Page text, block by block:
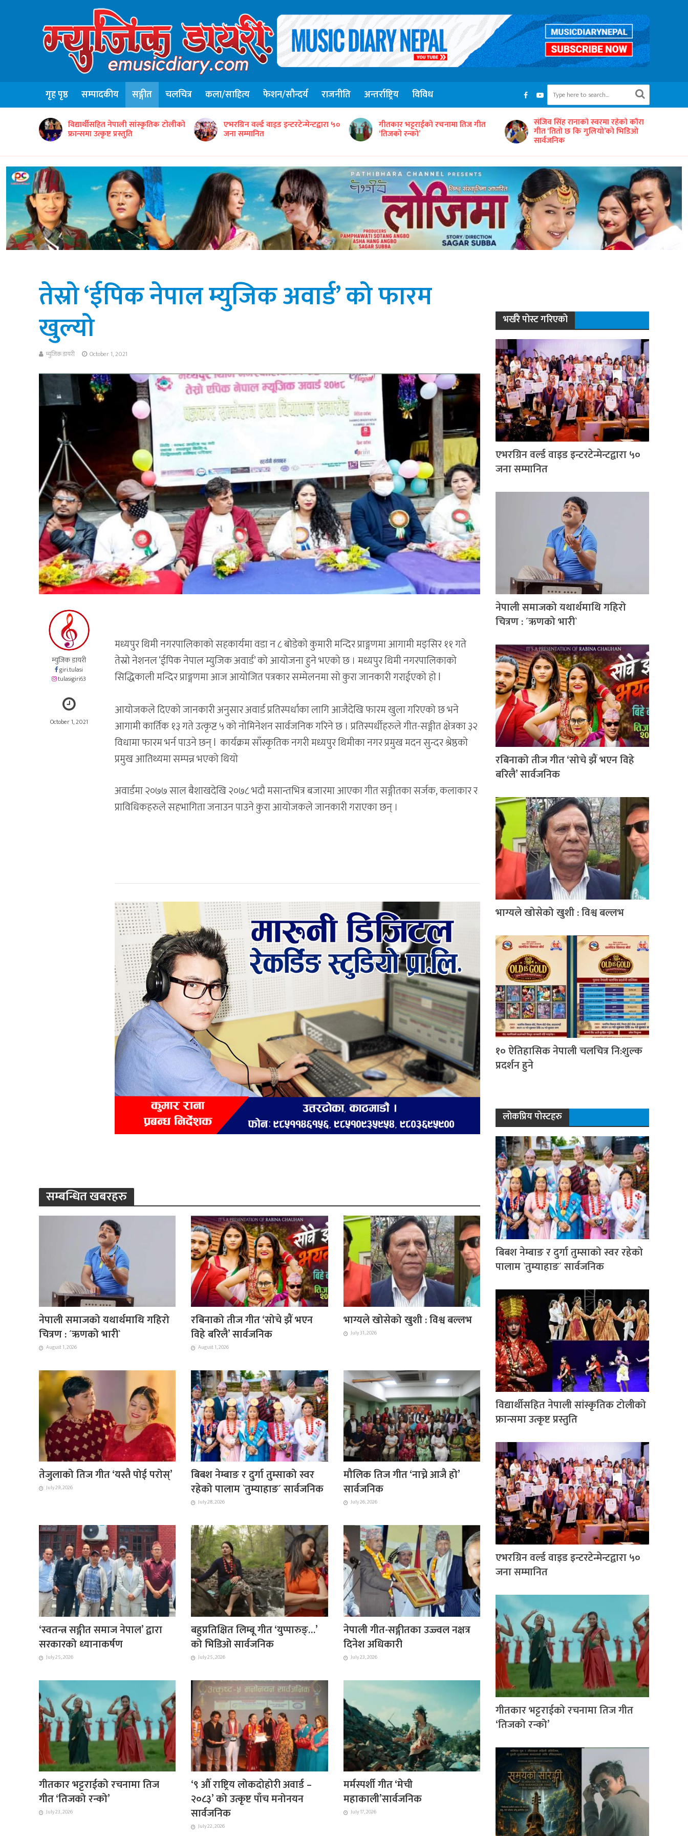
गृह पृष्ठ सम्पादकीय सङ्गीत चलचित्र कला/साहित्य फेशन/सौन्दर्य राजनीति अन्तर्राष्ट्रिय विविध
एभरग्रिन वर्ल्ड वाइड इन्टरटेन्मेन्टद्वारा ५०
जना सम्मानित
गीतकार भट्टराईको रचनामा तिज गीत
‘तिजको रन्को’
संजिव सिंह रानाको स्वरमा रहेको कौरा
गीत ‘तितो छ कि गुलियो’को भिडिओ
सार्वजनिक
‘समयको धुनः अधुरो सारङ्गी’ छायाङ्कनको
तयारीमा
तेस्रो ‘ईपिक नेपाल म्युजिक अवार्ड’ को फारम
खुल्यो
म्युजिक डायरी October 1, 2021
म्युजिक डायरी
giri.tulasi
tulasigiri63
October 1, 2021
मध्यपुर थिमी नगरपालिकाको सहकार्यमा वडा न ८ बोडेको कुमारी मन्दिर प्राङ्गणमा आगामी मङ्सिर ११ गते
तेस्रो नेशनल ‘ईपिक नेपाल म्युजिक अवार्ड’ को आयोजना हुने भएको छ । मध्यपुर थिमी नगरपालिकाको
सिद्धिकाली मन्दिर प्राङ्गणमा आज आयोजित पत्रकार सम्मेलनमा सो कुरा जानकारी गराईएको हो l
आयोजकले दिएको जानकारी अनुसार अवार्ड प्रतिस्पर्धाका लागि आजैदेखि फारम खुला गरिएको छ भने
आगामी कार्तिक १३ गते उत्कृष्ट ५ को नोमिनेशन सार्वजनिक गरिने छ । प्रतिस्पर्धीहरुले गीत-सङ्गीत क्षेत्रका ३२
विधामा फारम भर्न पाउने छन् l कार्यक्रम साँस्कृतिक नगरी मध्यपुर थिमीका नगर प्रमुख मदन सुन्दर श्रेष्ठको
प्रमुख आतिथ्यमा सम्पन्न भएको थियो
अवार्डमा २०७७ साल बैशाखदेखि २०७८ भदौ मसान्तभित्र बजारमा आएका गीत सङ्गीतका सर्जक, कलाकार र
प्राविधिकहरुले सहभागिता जनाउन पाउने कुरा आयोजकले जानकारी गराएका छन् ।
सम्बन्धित खबरहरु
नेपाली समाजको यथार्थमाथि गहिरो
चित्रण : ´ऋणको भारी`
August 1, 2026
रबिनाको तीज गीत ‘सोचे झैं भएन
विहे बरिलै’ सार्वजनिक
August 1, 2026
भाग्यले खोसेको खुशी : विश्व बल्लभ
July 31, 2026
तेजुलाको तिज गीत ‘यस्तै पोई परोस्’
July 29, 2026
बिबश नेम्बाङ र दुर्गा तुम्साको स्वर
रहेको पालाम `तुम्याहाङ´ सार्वजनिक
July 28, 2026
मौलिक तिज गीत ‘नाच्ने आजै हो’
सार्वजनिक
July 26, 2026
‘स्वतन्त्र सङ्गीत समाज नेपाल’ द्वारा
सरकारको ध्यानाकर्षण
July 25, 2026
बहुप्रतिक्षित लिम्बू गीत ‘युप्पारुङ्…’
को भिडिओ सार्वजनिक
July 25, 2026
नेपाली गीत-सङ्गीतका उज्ज्वल नक्षत्र
दिनेश अधिकारी
July 23, 2026
गीतकार भट्टराईको रचनामा तिज
गीत ‘तिजको रन्को’
July 23, 2026
‘९ औँ राष्ट्रिय लोकदोहोरी अवार्ड –
२०८३’ को उत्कृष्ट पाँच मनोनयन
सार्वजनिक
July 22, 2026
मर्मस्पर्शी गीत ‘मेची
महाकाली’सार्वजनिक
July 17, 2026
भर्खरै पोस्ट गरिएको
एभरग्रिन वर्ल्ड वाइड इन्टरटेन्मेन्टद्वारा ५०
जना सम्मानित
नेपाली समाजको यथार्थमाथि गहिरो
चित्रण : ´ऋणको भारी`
रबिनाको तीज गीत ‘सोचे झैं भएन विहे
बरिलै’ सार्वजनिक
भाग्यले खोसेको खुशी : विश्व बल्लभ
१० ऐतिहासिक नेपाली चलचित्र नि:शुल्क
प्रदर्शन हुने
लोकप्रिय पोस्टहरु
बिबश नेम्बाङ र दुर्गा तुम्साको स्वर रहेको
पालाम `तुम्याहाङ´ सार्वजनिक
विद्यार्थीसहित नेपाली सांस्कृतिक टोलीको
फ्रान्समा उत्कृष्ट प्रस्तुति
एभरग्रिन वर्ल्ड वाइड इन्टरटेन्मेन्टद्वारा ५०
जना सम्मानित
गीतकार भट्टराईको रचनामा तिज गीत
‘तिजको रन्को’